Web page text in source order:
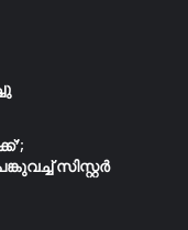
സിസ്റ്റർ